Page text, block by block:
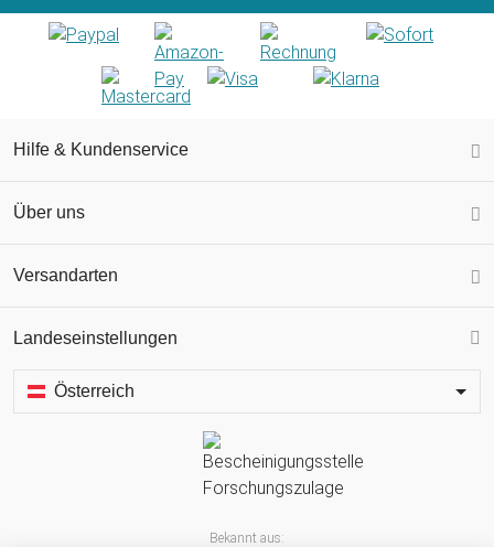
Hilfe & Kundenservice
Über uns
Versandarten
Landeseinstellungen
Österreich
Bekannt aus: